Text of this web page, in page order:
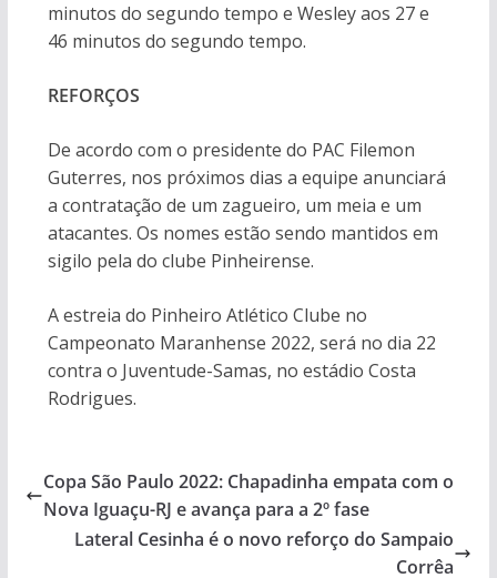
minutos do segundo tempo e Wesley aos 27 e
46 minutos do segundo tempo.
REFORÇOS
De acordo com o presidente do PAC Filemon
Guterres, nos próximos dias a equipe anunciará
a contratação de um zagueiro, um meia e um
atacantes. Os nomes estão sendo mantidos em
sigilo pela do clube Pinheirense.
A estreia do Pinheiro Atlético Clube no
Campeonato Maranhense 2022, será no dia 22
contra o Juventude-Samas, no estádio Costa
Rodrigues.
Copa São Paulo 2022: Chapadinha empata com o
Nova Iguaçu-RJ e avança para a 2º fase
Lateral Cesinha é o novo reforço do Sampaio
Corrêa